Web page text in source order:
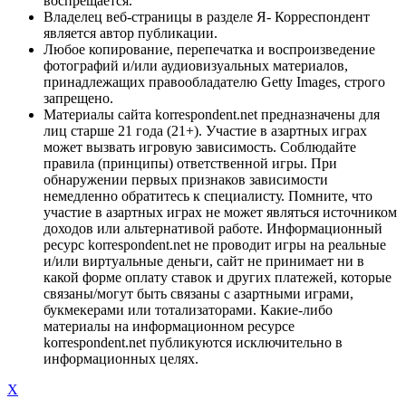
Владелец веб-страницы в разделе Я- Корреспондент
является автор публикации.
Любое копирование, перепечатка и воспроизведение
фотографий и/или аудиовизуальных материалов,
принадлежащих правообладателю Getty Images, строго
запрещено.
Материалы сайта korrespondent.net предназначены для
лиц старше 21 года (21+). Участие в азартных играх
может вызвать игровую зависимость. Соблюдайте
правила (принципы) ответственной игры. При
обнаружении первых признаков зависимости
немедленно обратитесь к специалисту. Помните, что
участие в азартных играх не может являться источником
доходов или альтернативой работе. Информационный
ресурс korrespondent.net не проводит игры на реальные
и/или виртуальные деньги, сайт не принимает ни в
какой форме оплату ставок и других платежей, которые
связаны/могут быть связаны с азартными играми,
букмекерами или тотализаторами. Какие-либо
материалы на информационном ресурсе
korrespondent.net публикуются исключительно в
информационных целях.
X